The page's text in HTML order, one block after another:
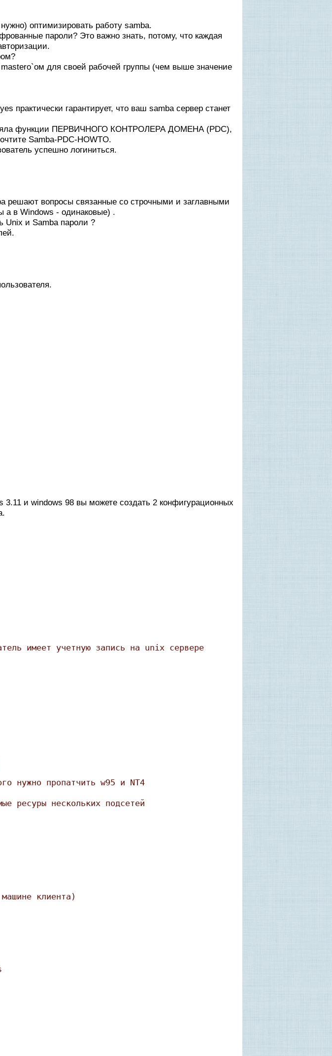
оптимизировать работу samba.
пароли? Это важно знать, потому, что каждая
для своей рабочей группы (чем выше значение
практически гарантирует, что ваш samba сервер станет
функции ПЕРВИЧНОГО КОНТРОЛЕРА ДОМЕНА (PDC),
Samba-PDC-HOWTO.
успешно логиниться.
решают вопросы связанные со строчными и заглавными
а в Windows - одинаковые) .
Unix и Samba пароли ?
и windows 98 вы можете создать 2 конфигурационных
имеет учетную запись на unix сервере
нужно пропатчить w95 и NT4
ресуры нескольких подсетей
клиента)